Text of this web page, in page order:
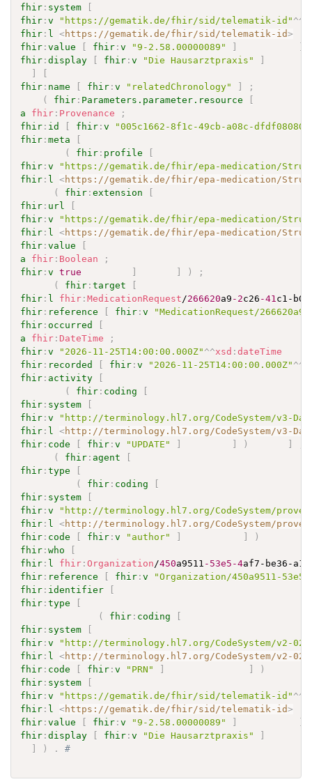
fhir : system
fhir :v "https://gematik.de/fhir/sid/telematik-id" ^^
fhir : l <https://gematik.de/fhir/sid/telematik-id>
fhir :value fhir :v "9-2.58.00000089"
fhir :display fhir :v "Die Hausarztpraxis"
fhir : name fhir :v "relatedChronology"
;
(
fhir : Parameters.parameter.resource
a
fhir : Provenance
;
fhir : id fhir :v
"005c1662-8f1c-49cb-a08c-
fhir :meta
(
fhir : profile
fhir :v
"https://gematik.de/fhir/epa-medication/
fhir : l <https://gematik.de/fhir/epa-medication/
(
fhir :extension
fhir : url
fhir :v
"https://gematik.de/fhir/epa-medication/
fhir : l <https://gematik.de/fhir/epa-medication/
fhir :value
a
fhir : Boolean
;
fhir :v true )
;
(
fhir :target
fhir : l fhir :MedicationRequest /266620a9 -2c26 -41 c1-
fhir : reference fhir :v
"MedicationRequest/
fhir : occurred
a
fhir : DateTime
;
fhir :v "2026-11-25T14:00:00.000Z" ^^xsd :dateTime
fhir : recorded fhir :v "2026-11-25T14:00:00.000Z" ^^
fhir : activity
(
fhir : coding
fhir : system
fhir :v
"http://terminology.hl7.org/CodeSystem/v3-
fhir : l <http://terminology.hl7.org/CodeSystem/v3-
fhir : code fhir :v "UPDATE" )
(
fhir : agent
fhir :type
(
fhir : coding
fhir : system
fhir :v
"http://terminology.hl7.org/CodeSystem/
fhir : l <http://terminology.hl7.org/CodeSystem/
fhir : code fhir :v "author" )
fhir :who
fhir : l fhir :Organization /450a9511 -53e5 -4af7-be36-
fhir : reference fhir :v
"Organization/450a9511-53e5-
fhir : identifier
fhir :type
(
fhir : coding
fhir : system
fhir :v
"http://terminology.hl7.org/CodeSystem/v2-
fhir : l <http://terminology.hl7.org/CodeSystem/v2-
fhir : code fhir :v "PRN"
)
fhir : system
fhir :v "https://gematik.de/fhir/sid/telematik-id" ^^
fhir : l <https://gematik.de/fhir/sid/telematik-id>
fhir :value fhir :v "9-2.58.00000089"
fhir :display fhir :v "Die Hausarztpraxis"
) . #